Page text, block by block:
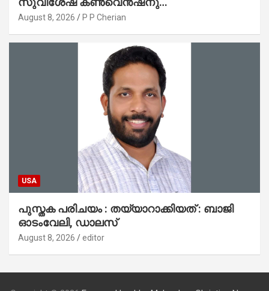
പ്രാർത്ഥനാനിർഭരമായ തുടക്കം
August 8, 2026 P P Cherian
USA
പുസ്തക പരിചയം : തയ്യാറാക്കിയത് : ബാജി
ഓടംവേലി, ഡാലസ്
August 8, 2026 editor